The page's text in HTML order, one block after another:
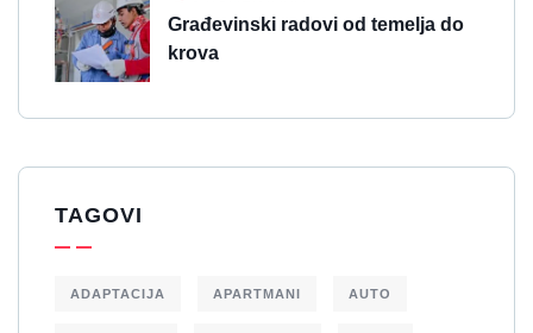
Građevinski radovi od temelja do
krova
TAGOVI
ADAPTACIJA APARTMANI AUTO